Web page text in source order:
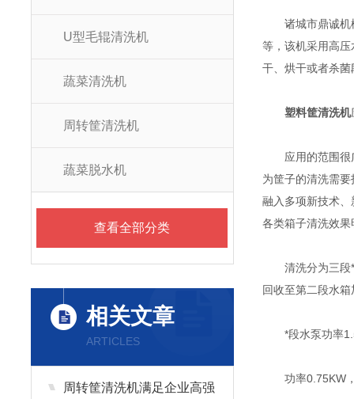
U型毛辊清洗机
蔬菜清洗机
周转筐清洗机
蔬菜脱水机
查看全部分类
相关文章
ARTICLES
周转筐清洗机满足企业高强
诸城市鼎诚机械
等，该机采用高
干、烘干或者杀菌
塑料筐清洗机
应用的范围很广
为筐子的清洗需
融入多项新技术
各类箱子清洗效
清洗分为三段*
回收至第二段水
*段水泵功率
功率0.75KW，